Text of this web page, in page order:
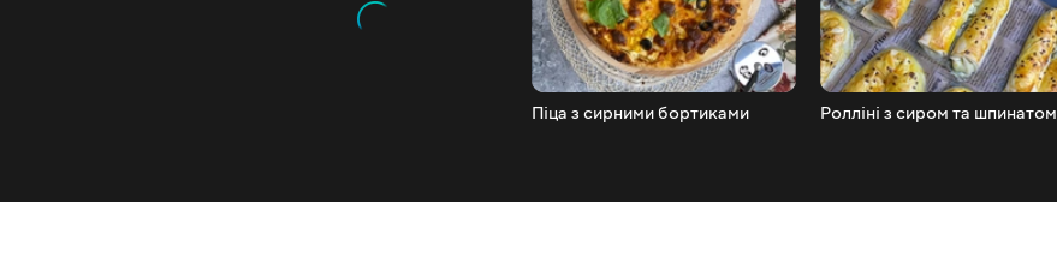
Піца з сирними бортиками Ролліні з сиром та шпинатом